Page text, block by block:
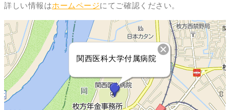
詳しい情報はホームページにてご確認ください。
関西医科大学付属病院